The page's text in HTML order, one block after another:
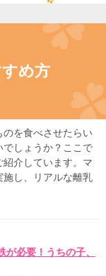
め方
を食べさせたらい
しょうか？ここで
介しています。マ
し、リアルな離乳
必要！うちの子、